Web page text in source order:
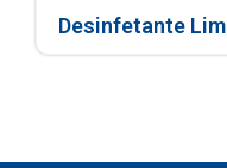
Desinfetante